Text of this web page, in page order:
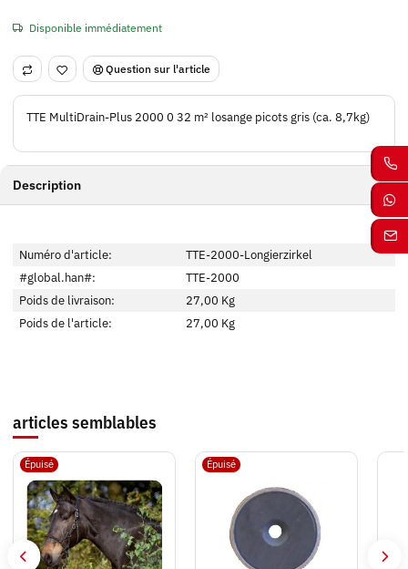
Disponible immédiatement
Question sur l'article
TTE MultiDrain-Plus 2000 0 32 m² losange picots gris (ca. 8,7kg)
Description
Numéro d'article:
TTE-2000-Longierzirkel
#global.han#:
TTE-2000
Poids de livraison:
27,00 Kg
Poids de l'article:
27,00 Kg
articles semblables
Épuisé Épuisé